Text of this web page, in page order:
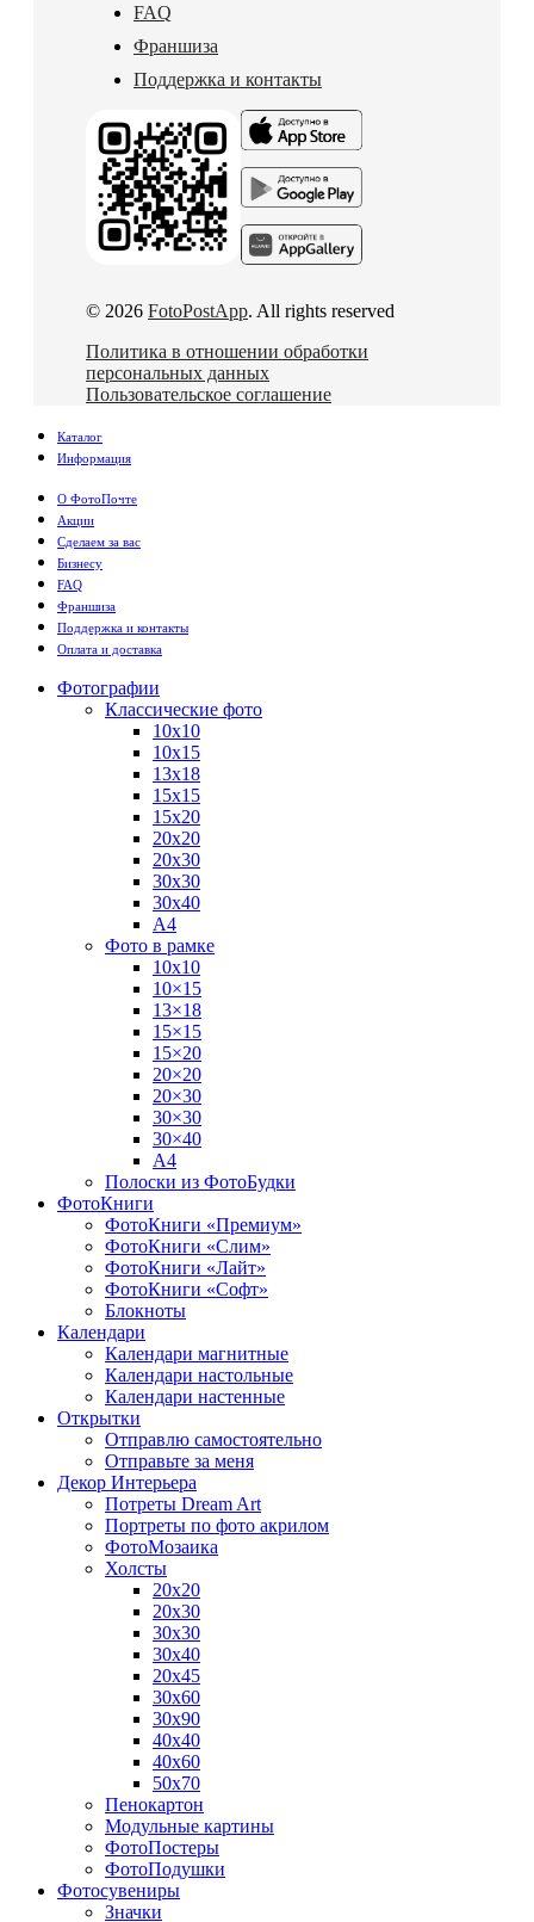
FAQ
Франшиза
Поддержка и контакты
© 2026 FotoPostApp. All rights reserved
Политика в отношении обработки
персональных данных
Пользовательское соглашение
Каталог
Информация
О ФотоПочте
Акции
Сделаем за вас
Бизнесу
FAQ
Франшиза
Поддержка и контакты
Оплата и доставка
Фотографии
Классические фото
10х10
10х15
13х18
15х15
15х20
20х20
20х30
30х30
30х40
А4
Фото в рамке
10х10
10×15
13×18
15×15
15×20
20×20
20×30
30×30
30×40
A4
Полоски из ФотоБудки
ФотоКниги
ФотоКниги «Премиум»
ФотоКниги «Слим»
ФотоКниги «Лайт»
ФотоКниги «Софт»
Блокноты
Календари
Календари магнитные
Календари настольные
Календари настенные
Открытки
Отправлю самостоятельно
Отправьте за меня
Декор Интерьера
Потреты Dream Art
Портреты по фото акрилом
ФотоМозаика
Холсты
20х20
20х30
30х30
30х40
20х45
30х60
30х90
40х40
40х60
50х70
Пенокартон
Модульные картины
ФотоПостеры
ФотоПодушки
Фотоcувениры
Значки